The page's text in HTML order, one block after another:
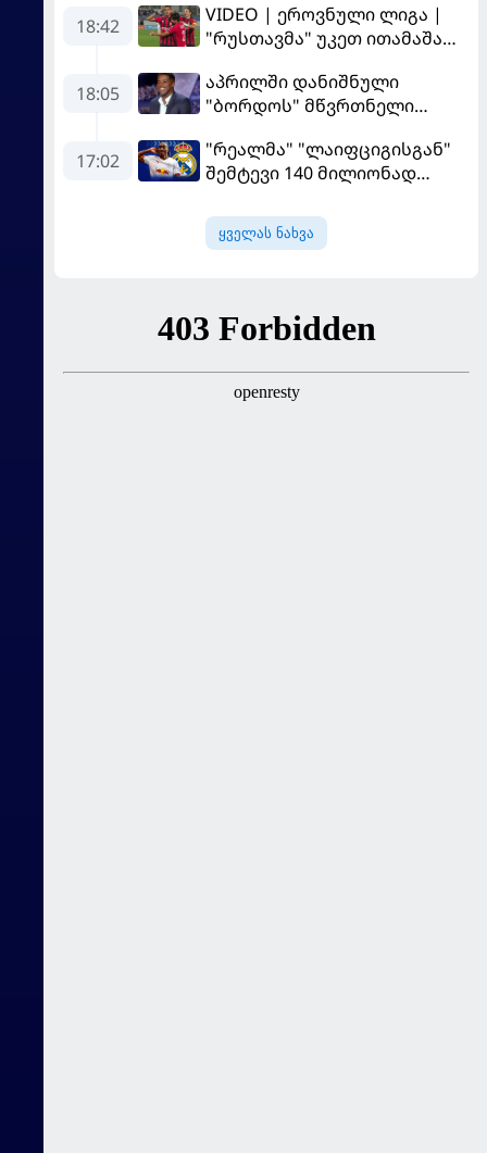
18:42
VIDEO | ეროვნული ლიგა |
"რუსთავმა" უკეთ ითამაშა
მოიგო, "ტორპედომ" გვიან
გაიღვიძა...
18:05
აპრილში დანიშნული
"ბორდოს" მწვრთნელი
17:02
"რეალმა" "ლაიფციგისგან"
შემტევი 140 მილიონად
ყველას ნახვა